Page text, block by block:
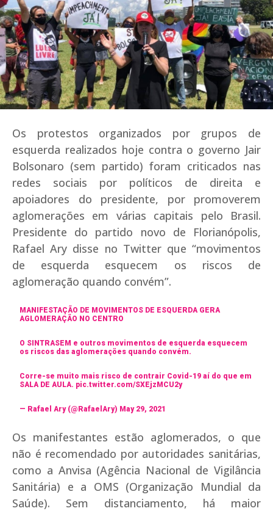
Os protestos organizados por grupos de
esquerda realizados hoje contra o governo Jair
Bolsonaro (sem partido) foram criticados nas
redes sociais por políticos de direita e
apoiadores do presidente, por promoverem
aglomerações em várias capitais pelo Brasil.
Presidente do partido novo de Florianópolis,
Rafael Ary disse no Twitter que “movimentos
de esquerda esquecem os riscos de
aglomeração quando convém”.
MANIFESTAÇÃO DE MOVIMENTOS DE ESQUERDA GERA
AGLOMERAÇÃO NO CENTRO
O SINTRASEM e outros movimentos de esquerda esquecem
os riscos das aglomerações quando convém.
Corre-se muito mais risco de contrair Covid-19 aí do que em
SALA DE AULA. pic.twitter.com/SXEjzMCU2y
— Rafael Ary (@RafaelAry) May 29, 2021
Os manifestantes estão aglomerados, o que
não é recomendado por autoridades sanitárias,
como a Anvisa (Agência Nacional de Vigilância
Sanitária) e a OMS (Organização Mundial da
Saúde). Sem distanciamento, há maior